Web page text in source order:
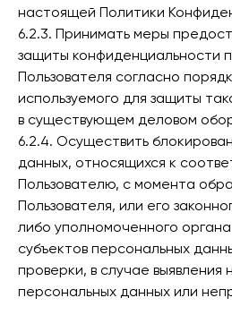
настоящей Политики
6.2.3. Принимать меры
защиты конфиденциальности
Пользователя согласно
используемого для защиты
в существующем деловом
6.2.4. Осуществить
данных, относящихся к
Пользователю, с момента
Пользователя, или его
либо уполномоченного
субъектов персональных
проверки, в случае выявления
персональных данных или